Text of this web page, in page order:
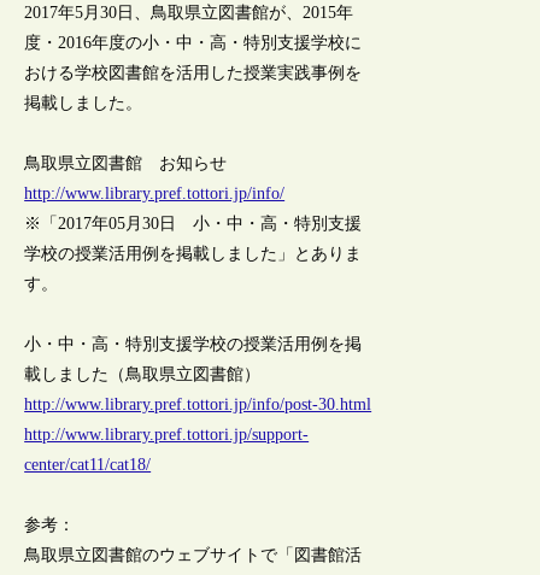
2017年5月30日、鳥取県立図書館が、2015年
度・2016年度の小・中・高・特別支援学校に
おける学校図書館を活用した授業実践事例を
掲載しました。
鳥取県立図書館 お知らせ
http://www.library.pref.tottori.jp/info/
※「2017年05月30日 小・中・高・特別支援
学校の授業活用例を掲載しました」とありま
す。
小・中・高・特別支援学校の授業活用例を掲
載しました（鳥取県立図書館）
http://www.library.pref.tottori.jp/info/post-30.html
http://www.library.pref.tottori.jp/support-
center/cat11/cat18/
参考：
鳥取県立図書館のウェブサイトで「図書館活